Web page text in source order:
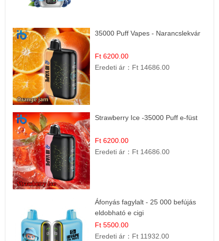
35000 Puff Vapes - Narancslekvár
Ft 6200.00
Eredeti ár： Ft 14686.00
Strawberry Ice -35000 Puff e-füst
Ft 6200.00
Eredeti ár： Ft 14686.00
Áfonyás fagylalt - 25 000 befújás
eldobható e cigi
Ft 5500.00
Eredeti ár： Ft 11932.00